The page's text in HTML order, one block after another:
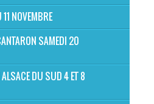
NOVEMBRE
SAMEDI 20
ALSACE DU SUD 4 ET 8